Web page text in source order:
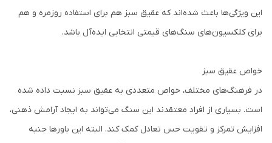
این ویژگی‌ها باعث شده‌اند که عقیق سبز هم برای استفاده روزمره و هم
برای کلکسیون‌های سنگ‌های قیمتی انتخابی ایده‌آل باشد.
خواص عقیق سبز
در فرهنگ‌های مختلف، خواص متعددی به عقیق سبز نسبت داده شده
است. بسیاری از افراد معتقدند این سنگ می‌تواند به ایجاد آرامش ذهنی،
افزایش تمرکز و تقویت حس تعادل کمک کند. البته این باورها جنبه